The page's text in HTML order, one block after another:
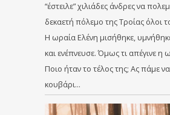
“έστειλε” χιλιάδες άνδρες να
δεκαετή πόλεμο της Τροίας όλοι
Η ωραία Ελένη μισήθηκε,
και ενέπνευσε. Όμως τι απέγινε η
Ποιο ήταν το τέλος της; Ας πάμε
κουβάρι…